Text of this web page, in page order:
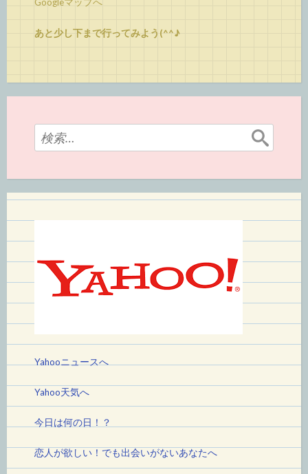
Googleマップへ
あと少し下まで行ってみよう(^^♪
索:
Yahooニュースへ
Yahoo天気へ
今日は何の日！ ？
恋人が欲しい！でも出会いがないあなたへ